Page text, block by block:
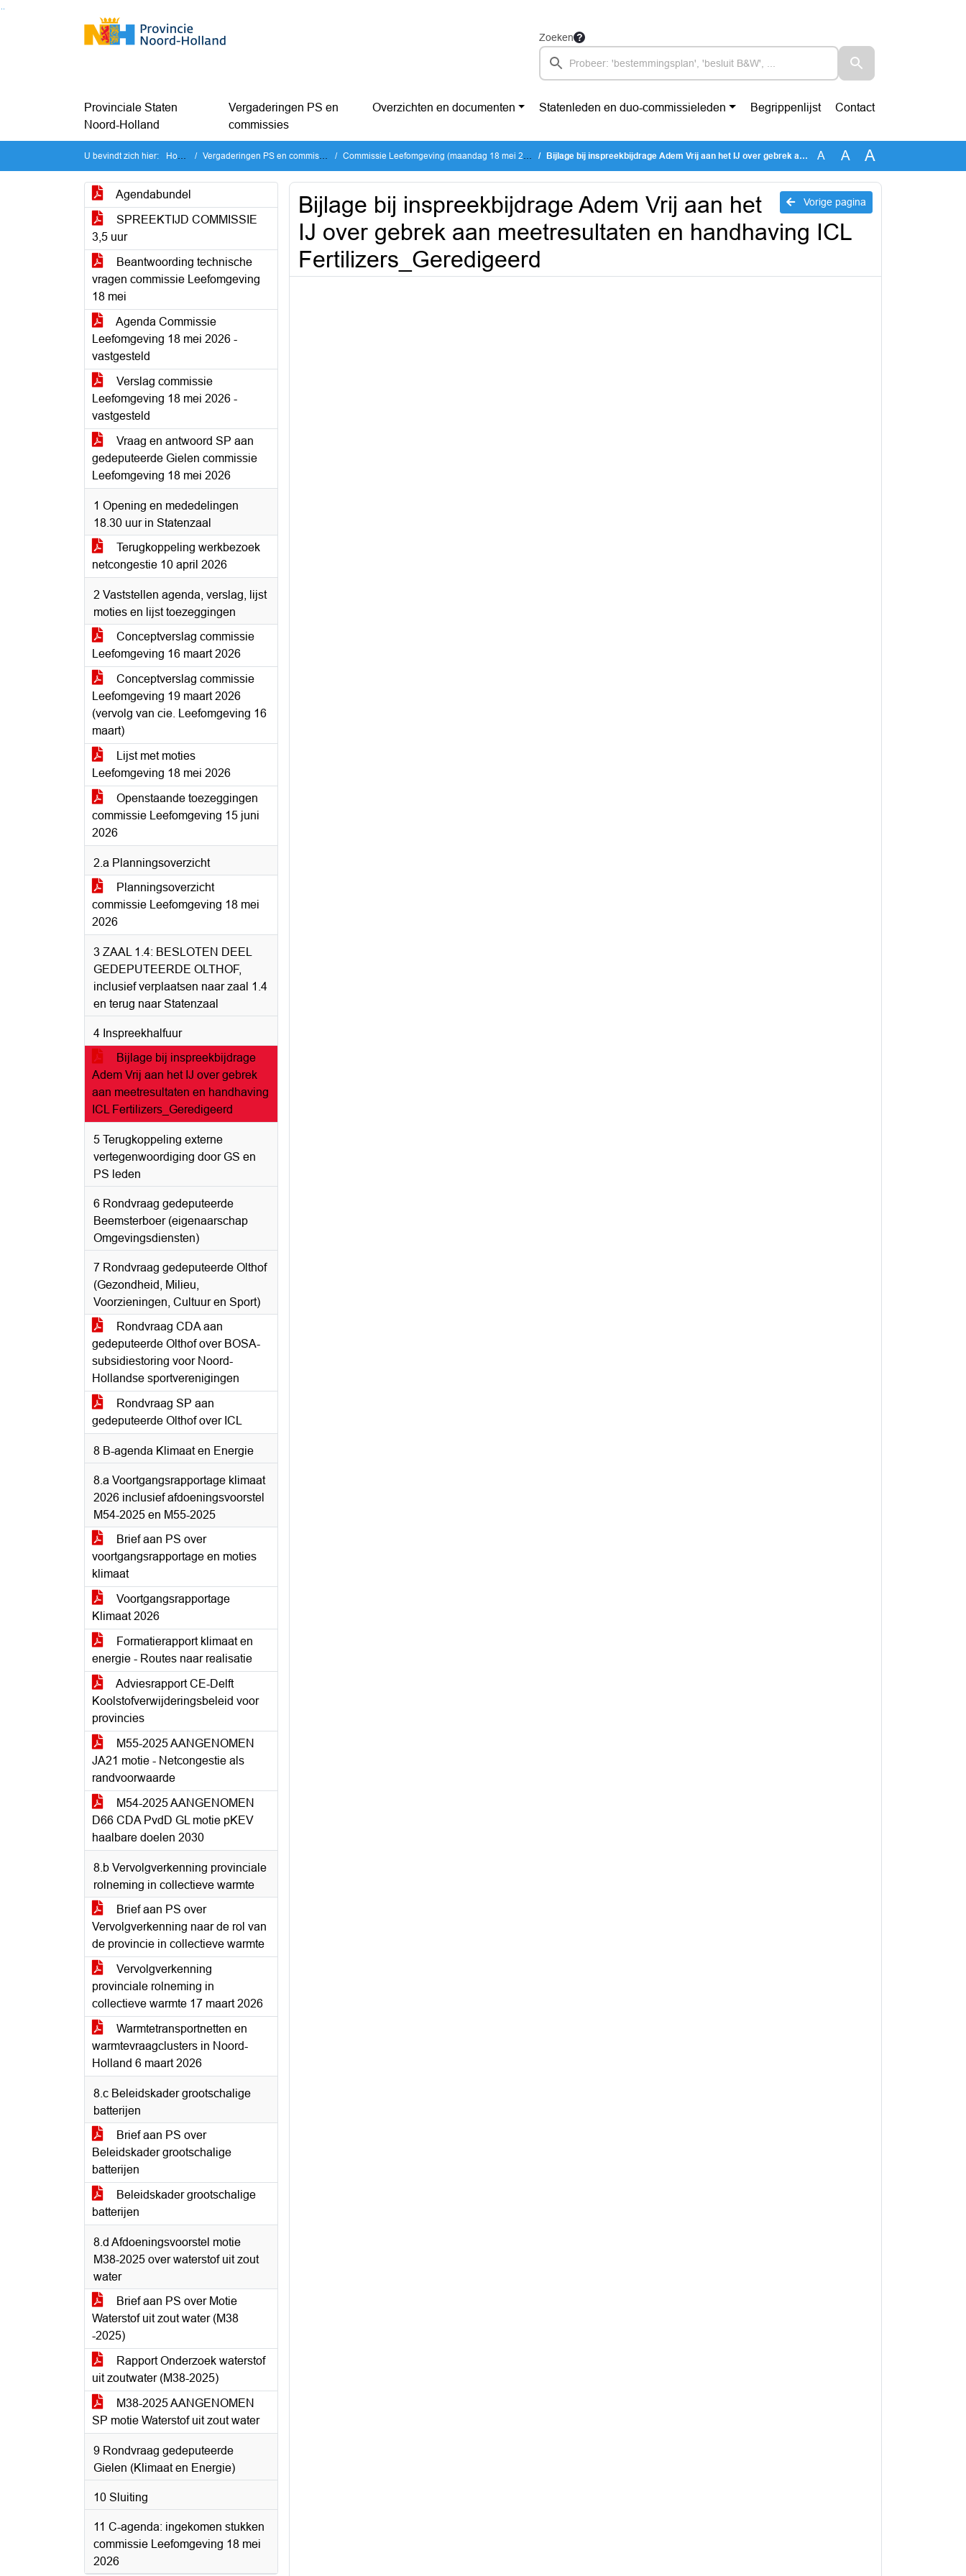
Ga naar de inhoud van deze pagina
Ga naar het zoeken
Zoeken
Provinciale Staten
Noord-Holland
Vergaderingen PS en
commissies
Overzichten en documenten Statenleden en duo-commissieleden Begrippenlijst Contact
U bevindt zich hier: Home Vergaderingen PS en commissies Commissie Leefomgeving (maandag 18 mei 2026) Bijlage bij inspreekbijdrage Adem Vrij aan het IJ over gebrek aan meetresultaten en handhaving ICL Fertilizers_Geredigeerd A A A
Agendabundel
SPREEKTIJD COMMISSIE
3,5 uur
Beantwoording technische
vragen commissie Leefomgeving
18 mei
Agenda Commissie
Leefomgeving 18 mei 2026 -
vastgesteld
Verslag commissie
Leefomgeving 18 mei 2026 -
vastgesteld
Vraag en antwoord SP aan
gedeputeerde Gielen commissie
Leefomgeving 18 mei 2026
1 Opening en mededelingen
18.30 uur in Statenzaal
Terugkoppeling werkbezoek
netcongestie 10 april 2026
2 Vaststellen agenda, verslag, lijst
moties en lijst toezeggingen
Conceptverslag commissie
Leefomgeving 16 maart 2026
Conceptverslag commissie
Leefomgeving 19 maart 2026
(vervolg van cie. Leefomgeving 16
maart)
Lijst met moties
Leefomgeving 18 mei 2026
Openstaande toezeggingen
commissie Leefomgeving 15 juni
2026
2.a Planningsoverzicht
Planningsoverzicht
commissie Leefomgeving 18 mei
2026
3 ZAAL 1.4: BESLOTEN DEEL
GEDEPUTEERDE OLTHOF,
inclusief verplaatsen naar zaal 1.4
en terug naar Statenzaal
4 Inspreekhalfuur
Bijlage bij inspreekbijdrage
Adem Vrij aan het IJ over gebrek
aan meetresultaten en handhaving
ICL Fertilizers_Geredigeerd
5 Terugkoppeling externe
vertegenwoordiging door GS en
PS leden
6 Rondvraag gedeputeerde
Beemsterboer (eigenaarschap
Omgevingsdiensten)
7 Rondvraag gedeputeerde Olthof
(Gezondheid, Milieu,
Voorzieningen, Cultuur en Sport)
Rondvraag CDA aan
gedeputeerde Olthof over BOSA-
subsidiestoring voor Noord-
Hollandse sportverenigingen
Rondvraag SP aan
gedeputeerde Olthof over ICL
8 B-agenda Klimaat en Energie
8.a Voortgangsrapportage klimaat
2026 inclusief afdoeningsvoorstel
M54-2025 en M55-2025
Brief aan PS over
voortgangsrapportage en moties
klimaat
Voortgangsrapportage
Klimaat 2026
Formatierapport klimaat en
energie - Routes naar realisatie
Adviesrapport CE-Delft
Koolstofverwijderingsbeleid voor
provincies
M55-2025 AANGENOMEN
JA21 motie - Netcongestie als
randvoorwaarde
M54-2025 AANGENOMEN
D66 CDA PvdD GL motie pKEV
haalbare doelen 2030
8.b Vervolgverkenning provinciale
rolneming in collectieve warmte
Brief aan PS over
Vervolgverkenning naar de rol van
de provincie in collectieve warmte
Vervolgverkenning
provinciale rolneming in
collectieve warmte 17 maart 2026
Warmtetransportnetten en
warmtevraagclusters in Noord-
Holland 6 maart 2026
8.c Beleidskader grootschalige
batterijen
Brief aan PS over
Beleidskader grootschalige
batterijen
Beleidskader grootschalige
batterijen
8.d Afdoeningsvoorstel motie
M38-2025 over waterstof uit zout
water
Brief aan PS over Motie
Waterstof uit zout water (M38
-2025)
Rapport Onderzoek waterstof
uit zoutwater (M38-2025)
M38-2025 AANGENOMEN
SP motie Waterstof uit zout water
9 Rondvraag gedeputeerde
Gielen (Klimaat en Energie)
10 Sluiting
11 C-agenda: ingekomen stukken
commissie Leefomgeving 18 mei
2026
Vorige pagina
Bijlage bij inspreekbijdrage Adem Vrij aan het
IJ over gebrek aan meetresultaten en handhaving ICL
Fertilizers_Geredigeerd